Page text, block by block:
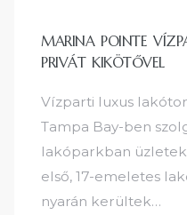
MARINA POINTE
PRIVÁT KIKÖTŐVEL
Vízparti luxus
Tampa Bay-ben
lakóparkban
első, 17-emeletes
nyarán kerültek…